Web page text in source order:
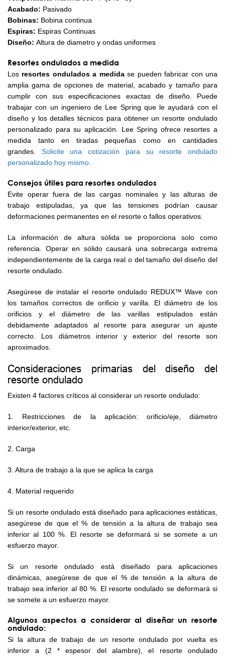
Acabado: Pasivado
Bobinas: Bobina continua
Espiras: Espiras Continuas
Diseño: Altura de diametro y ondas uniformes
Resortes ondulados a medida
Los resortes ondulados a medidase pueden fabricar con una
amplia gama de opciones de material, acabado y tamaño para
cumplir con sus especificaciones exactas de diseño. Puede
trabajar con un ingeniero de Lee Spring que le ayudará con el
diseño y los detalles técnicos para obtener un resorte ondulado
personalizado para su aplicación. Lee Spring ofrece resortes a
medida tanto en tiradas pequeñas como en cantidades
grandes. Solicite una cotización para su resorte ondulado
personalizado hoy mismo.
Consejos útiles para resortes ondulados
Evite operar fuera de las cargas nominales y las alturas de
trabajo estipuladas, ya que las tensiones podrían causar
deformaciones permanentes en el resorte o fallos operativos.
La información de altura sólida se proporciona solo como
referencia. Operar en sólido causará una sobrecarga extrema
independientemente de la carga real o del tamaño del diseño del
resorte ondulado.
Asegúrese de instalar el resorte ondulado REDUX™ Wave con
los tamaños correctos de orificio y varilla. El diámetro de los
orificios y el diámetro de las varillas estipulados están
debidamente adaptados al resorte para asegurar un ajuste
correcto. Los diámetros interior y exterior del resorte son
aproximados.
Consideraciones primarias del diseño del
resorte ondulado
Existen 4 factores críticos al considerar un resorte ondulado:
1. Restricciones de la aplicación: orificio/eje, diámetro
interior/exterior, etc.
2. Carga
3. Altura de trabajo a la que se aplica la carga
4. Material requerido
Si un resorte ondulado está diseñado para aplicaciones estáticas,
asegúrese de que el % de tensión a la altura de trabajo sea
inferior al 100 %. El resorte se deformará si se somete a un
esfuerzo mayor.
Si un resorte ondulado está diseñado para aplicaciones
dinámicas, asegúrese de que el % de tensión a la altura de
trabajo sea inferior al 80 %. El resorte ondulado se deformará si
se somete a un esfuerzo mayor.
Algunos aspectos a considerar al diseñar un resorte
ondulado:
Si la altura de trabajo de un resorte ondulado por vuelta es
inferior a (2 * espesor del alambre), el resorte ondulado